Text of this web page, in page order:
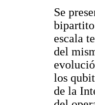
Se
escala
del
los
de la